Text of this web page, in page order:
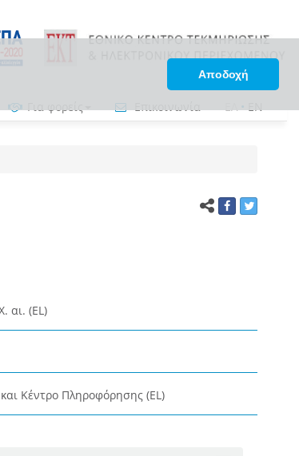
Αποδοχή
Για φορείς Επικοινωνία ΕΛ•EN
αι. (EL)
Κέντρο Πληροφόρησης (EL)